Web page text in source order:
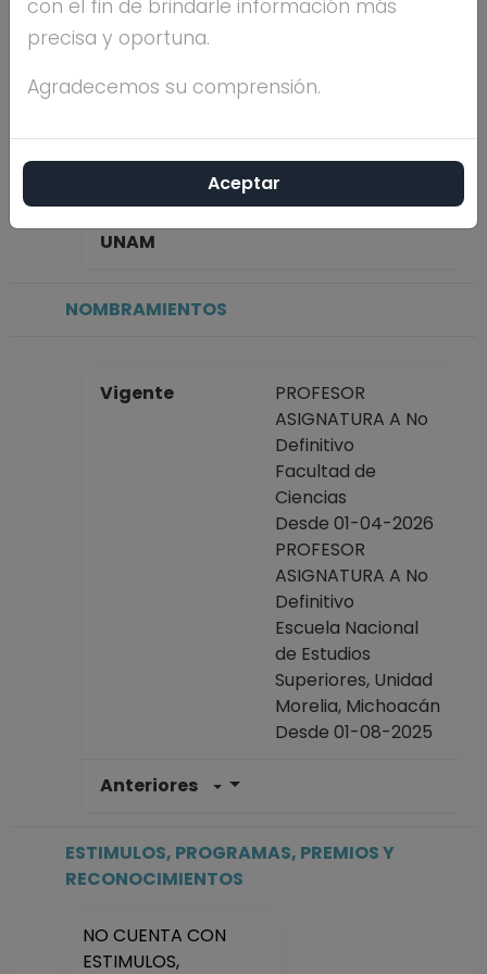
ROMAN
estudios
Antigüedad
UNAM
NOMBRAMIENTOS
Vigente
PROFESOR
ASIGNATURA A No
Definitivo
Facultad de
Ciencias
Desde 01-04-2026
PROFESOR
ASIGNATURA A No
Definitivo
Escuela Nacional
de Estudios
Superiores, Unidad
Morelia, Michoacán
Desde 01-08-2025
Anteriores
Escuela Nacional
ESTIMULOS, PROGRAMAS, PREMIOS Y
RECONOCIMIENTOS
NO CUENTA CON
ESTIMULOS,
con el fin de brindarle información más
precisa y oportuna.
Agradecemos su comprensión.
Aceptar